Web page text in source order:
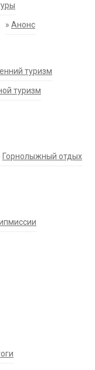
» Анонс
туризм
туризм
Горнолыжный отдых